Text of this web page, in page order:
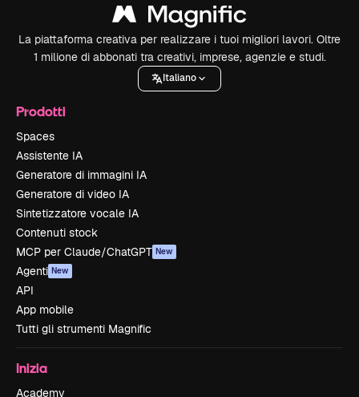
La piattaforma creativa per realizzare i tuoi migliori lavori. Oltre
1 milione di abbonati tra creativi, imprese, agenzie e studi.
Italiano
Prodotti
Spaces
Assistente IA
Generatore di immagini IA
Generatore di video IA
Sintetizzatore vocale IA
Contenuti stock
MCP per Claude/ChatGPT New
Agenti New
API
App mobile
Tutti gli strumenti Magnific
Inizia
Academy